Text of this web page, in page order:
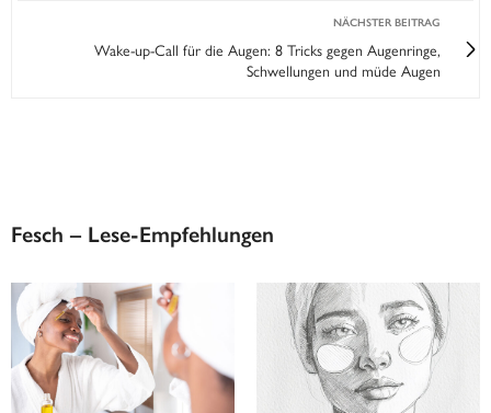
NÄCHSTER BEITRAG
Wake-up-Call für die Augen: 8 Tricks gegen Augenringe,
Schwellungen und müde Augen
Fesch – Lese-Empfehlungen